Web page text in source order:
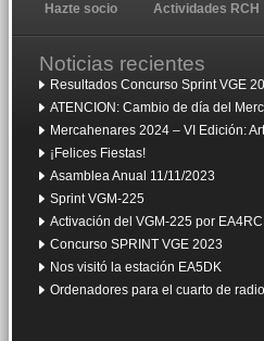
Hazte socio Actividades RCH
Noticias recientes
Resultados Concurso Sprint VGE
ATENCION: Cambio de día del
Mercahenares 2024 – VI Edición:
¡Felices Fiestas!
Asamblea Anual 11/11/2023
Sprint VGM-225
Activación del VGM-225 por
Concurso SPRINT VGE 2023
Nos visitó la estación EA5DK
Ordenadores para el cuarto de radio